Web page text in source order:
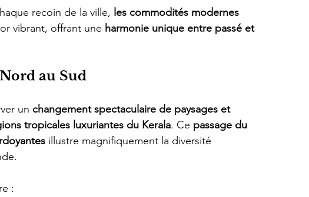
recoin de la ville, les commodités modernes
vibrant, offrant une harmonie unique entre passé et
au Sud
un changement spectaculaire de paysages et
tropicales luxuriantes du Kerala. Ce passage du
illustre magnifiquement la diversité
: